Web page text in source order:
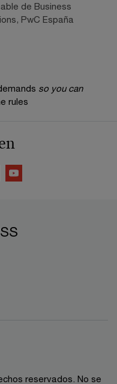
de Business
PwC España
so you can
rules
reservados. No se